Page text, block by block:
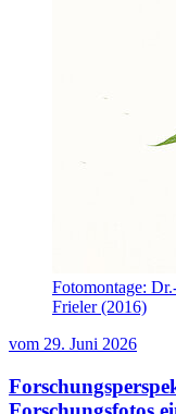
Fotomontage:
Frieler (2016)
vom 29. Juni 2026